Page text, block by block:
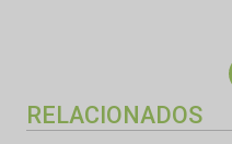
RELACIONADOS